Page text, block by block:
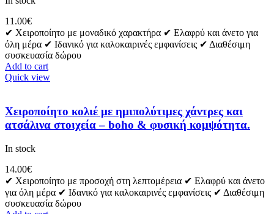
11.00€
✔ Χειροποίητο με μοναδικό χαρακτήρα ✔ Ελαφρύ και άνετο για
όλη μέρα ✔ Ιδανικό για καλοκαιρινές εμφανίσεις ✔ Διαθέσιμη
συσκευασία δώρου
Add to cart
Quick view
Χειροποίητο κολιέ με ημιπολύτιμες χάντρες και
ατσάλινα στοιχεία – boho & φυσική κομψότητα.
In stock
14.00€
✔ Χειροποίητο με προσοχή στη λεπτομέρεια ✔ Ελαφρύ και άνετο
για όλη μέρα ✔ Ιδανικό για καλοκαιρινές εμφανίσεις ✔ Διαθέσιμη
συσκευασία δώρου